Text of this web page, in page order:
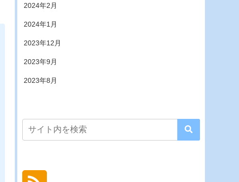
2024年2月
2024年1月
2023年12月
2023年9月
2023年8月